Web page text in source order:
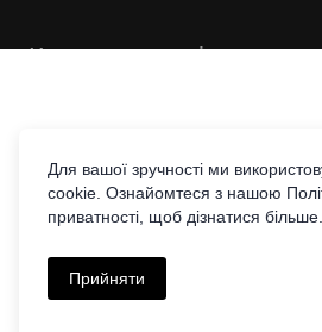
Каталог товарів
Дім & Кухня
Доставка та оплата
Повернення та обмін
Політика приватності
Контакти
|
+38 097 441 44 77
Для вашої зручності ми
cookie. Ознайомтеся з нашою
приватності, щоб дізнатися більше.
Прийняти